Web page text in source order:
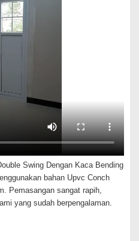
Swing Dengan Kaca Bending
bahan Upvc Conch
Pemasangan sangat rapih,
yang sudah berpengalaman.